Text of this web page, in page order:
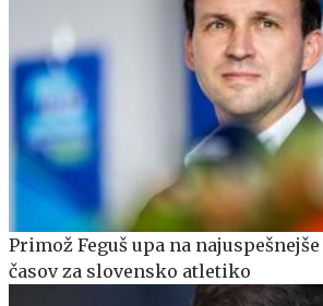
Primož Feguš upa na
časov za slovensko atletiko